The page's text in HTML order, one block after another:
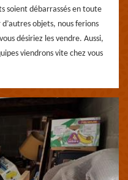
soient débarrassés en toute
objets, nous ferions
désiriez les vendre. Aussi,
viendrons vite chez vous